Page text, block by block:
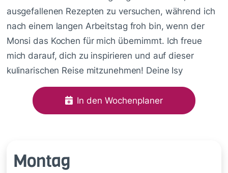
ausgefallenen Rezepten zu versuchen, während ich
nach einem langen Arbeitstag froh bin, wenn der
Monsi das Kochen für mich übernimmt. Ich freue
mich darauf, dich zu inspirieren und auf dieser
kulinarischen Reise mitzunehmen! Deine Isy
In den Wochenplaner
Montag